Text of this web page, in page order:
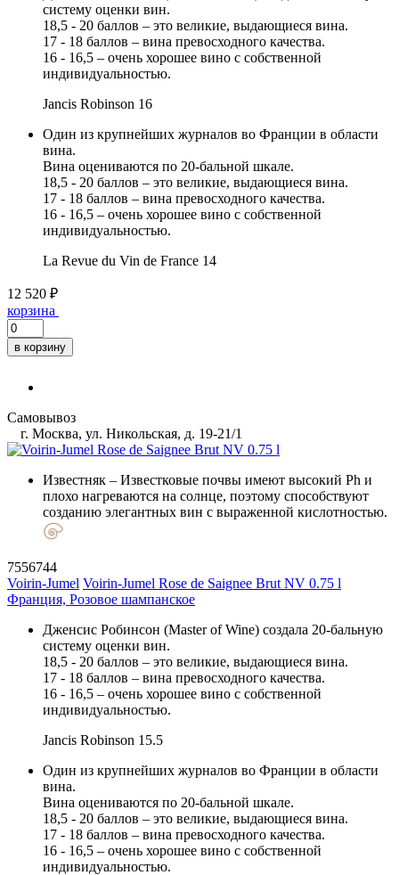
систему оценки вин.
18,5 - 20 баллов – это великие, выдающиеся вина.
17 - 18 баллов – вина превосходного качества.
16 - 16,5 – очень хорошее вино с собственной
индивидуальностью.
Jancis Robinson 16
Один из крупнейших журналов во Франции в области
вина.
Вина оцениваются по 20-бальной шкале.
18,5 - 20 баллов – это великие, выдающиеся вина.
17 - 18 баллов – вина превосходного качества.
16 - 16,5 – очень хорошее вино с собственной
индивидуальностью.
La Revue du Vin de France 14
12 520 ₽
корзина
в корзину
Самовывоз
г. Москва, ул. Никольская, д. 19-21/1
Известняк – Известковые почвы имеют высокий Ph и
плохо нагреваются на солнце, поэтому способствуют
созданию элегантных вин с выраженной кислотностью.
7556744
Voirin-Jumel Voirin-Jumel Rose de Saignee Brut NV 0.75 l
Франция, Розовое шампанское
Дженсис Робинсон (Master of Wine) создала 20-бальную
систему оценки вин.
18,5 - 20 баллов – это великие, выдающиеся вина.
17 - 18 баллов – вина превосходного качества.
16 - 16,5 – очень хорошее вино с собственной
индивидуальностью.
Jancis Robinson 15.5
Один из крупнейших журналов во Франции в области
вина.
Вина оцениваются по 20-бальной шкале.
18,5 - 20 баллов – это великие, выдающиеся вина.
17 - 18 баллов – вина превосходного качества.
16 - 16,5 – очень хорошее вино с собственной
индивидуальностью.